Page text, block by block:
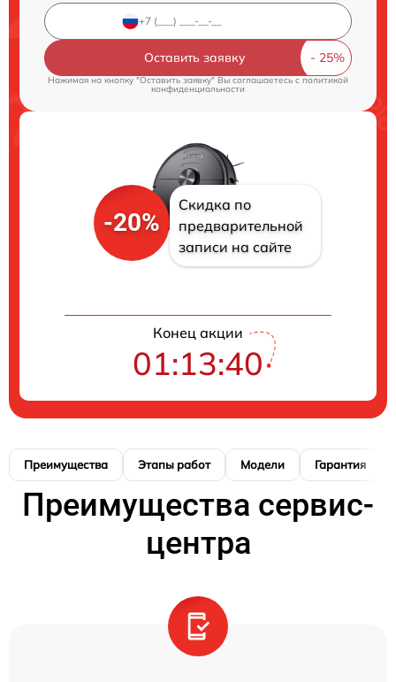
Оставить заявку
Нажимая на кнопку "Оставить заявку" Вы соглашаетесь cполитикой
конфиденциальности
-20%
Скидка по
предварительной
записи на сайте
Конец акции
01:13:39
Преимущества Этапы работ Модели Гарантия
Преимущества сервис-
центра